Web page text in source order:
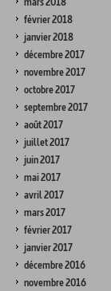
février 2018
janvier 2018
décembre 2017
novembre 2017
octobre 2017
septembre 2017
août 2017
juillet 2017
juin 2017
mai 2017
avril 2017
mars 2017
février 2017
janvier 2017
décembre 2016
novembre 2016